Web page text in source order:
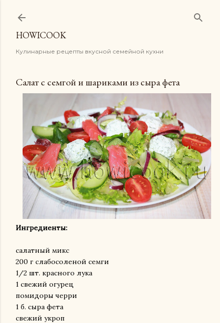
HOWICOOK
Кулинарные рецепты вкусной семейной кухни
Салат с семгой и шариками из сыра фета
Ингредиенты:
салатный микс
200 г слабосоленой семги
1/2 шт. красного лука
1 свежий огурец
помидоры черри
1 б. сыра фета
свежий укроп